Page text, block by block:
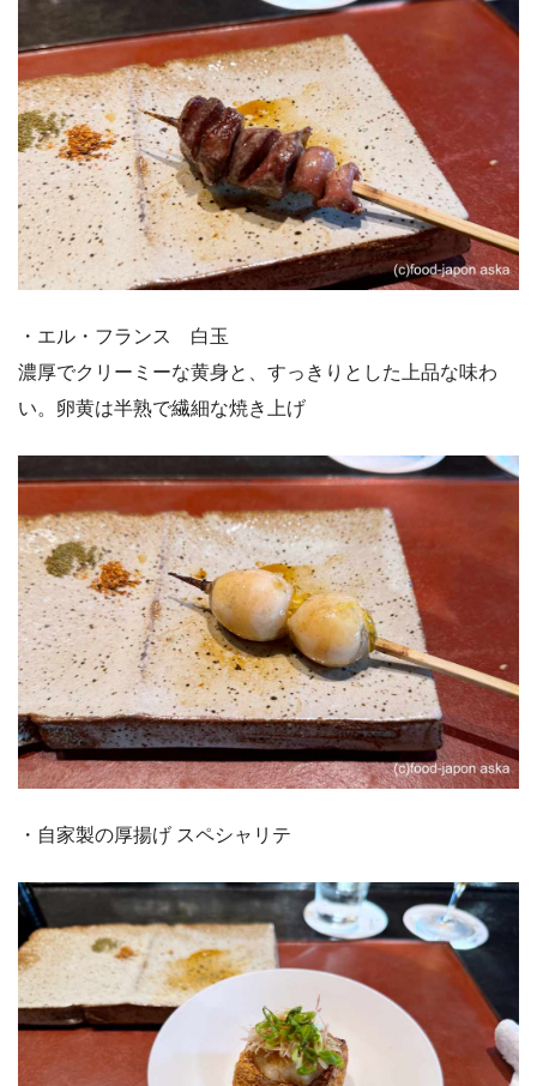
・エル・フランス 白玉
濃厚でクリーミーな黄身と、すっきりとした上品な味わ
い。卵黄は半熟で繊細な焼き上げ
・自家製の厚揚げ スペシャリテ